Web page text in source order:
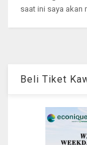
saat ini saya akan
Beli Tiket